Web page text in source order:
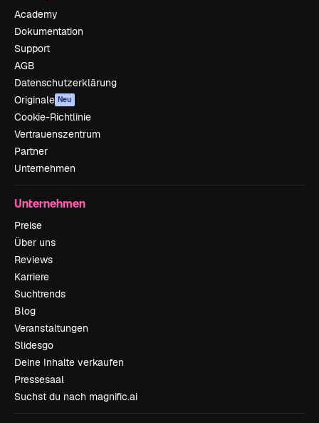
Academy
Dokumentation
Support
AGB
Datenschutzerklärung
Originale Neu
Cookie-Richtlinie
Vertrauenszentrum
Partner
Unternehmen
Unternehmen
Preise
Über uns
Reviews
Karriere
Suchtrends
Blog
Veranstaltungen
Slidesgo
Deine Inhalte verkaufen
Pressesaal
Suchst du nach magnific.ai